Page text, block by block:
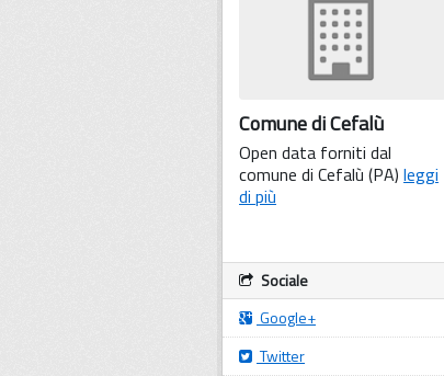
Comune di Cefalù
Open data forniti dal
comune di Cefalù (PA) leggi
di più
Sociale
Google+
Twitter